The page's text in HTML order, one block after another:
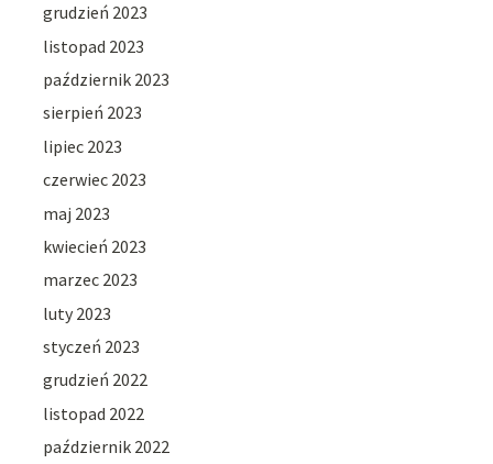
grudzień 2023
listopad 2023
październik 2023
sierpień 2023
lipiec 2023
czerwiec 2023
maj 2023
kwiecień 2023
marzec 2023
luty 2023
styczeń 2023
grudzień 2022
listopad 2022
październik 2022